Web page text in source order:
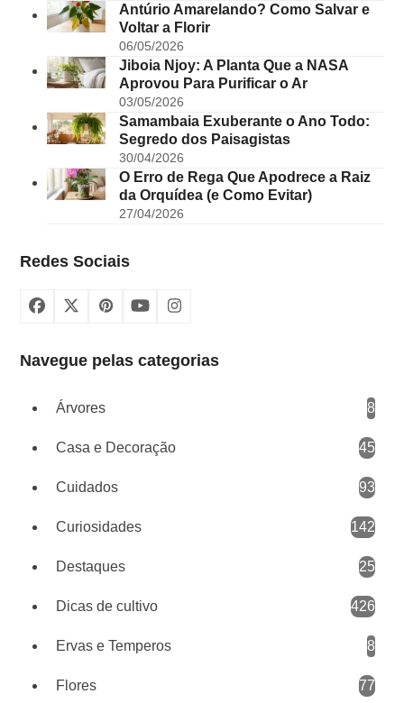
Antúrio Amarelando? Como Salvar e
Voltar a Florir
06/05/2026
Jiboia Njoy: A Planta Que a NASA
Aprovou Para Purificar o Ar
03/05/2026
Samambaia Exuberante o Ano Todo:
Segredo dos Paisagistas
30/04/2026
O Erro de Rega Que Apodrece a Raiz
da Orquídea (e Como Evitar)
27/04/2026
Redes Sociais
Facebook
X Pinterest
YouTubeInstagram
Navegue pelas categorias
Árvores 8
Casa e Decoração 45
Cuidados 93
Curiosidades 142
Destaques 25
Dicas de cultivo 426
Ervas e Temperos 8
Flores 77